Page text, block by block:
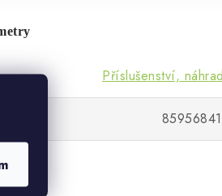
Příslušenství,